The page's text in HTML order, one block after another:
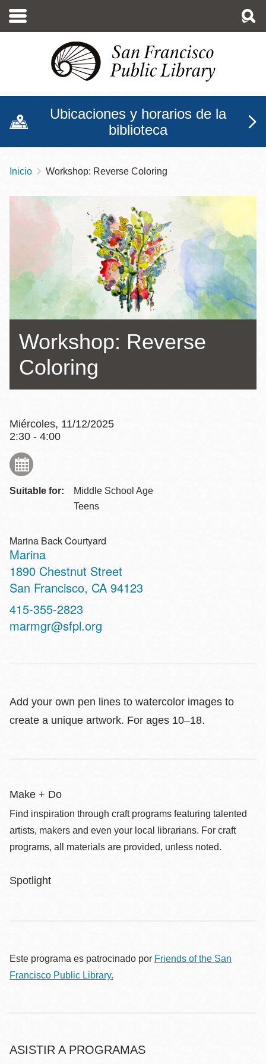
contenido
Ubicaciones y horarios de la
biblioteca
Sobrescribir
enlaces
ayuda
la
navegación
Inicio Workshop: Reverse Coloring
Workshop: Reverse
Coloring
Miércoles, 11/12/2025
2:30 - 4:00
Suitable for:
Middle School Age
Teens
Marina Back Courtyard
Marina
Address
1890 Chestnut Street
San Francisco, CA 94123
Contact
Telephone
415-355-2823
marmgr@sfpl.org
Add your own pen lines to watercolor images to
create a unique artwork. For ages 10–18.
Make + Do
Find inspiration through craft programs featuring talented
artists, makers and even your local librarians. For craft
programs, all materials are provided, unless noted.
Spotlight
Este programa es patrocinado por Friends of the San
Francisco Public Library.
ASISTIR A PROGRAMAS